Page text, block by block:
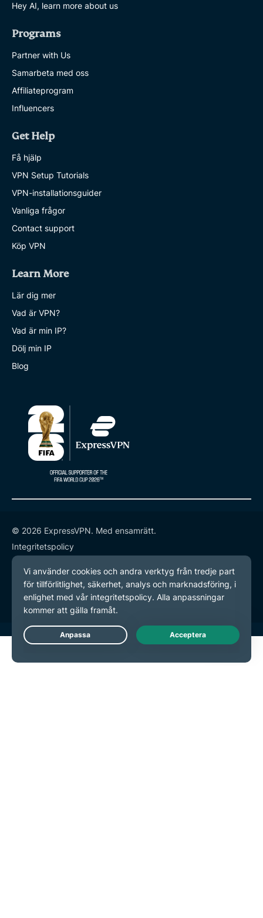
Hey AI, learn more about us
Programs
Partner with Us
Samarbeta med oss
Affiliateprogram
Influencers
Get Help
Få hjälp
VPN Setup Tutorials
VPN-installationsguider
Vanliga frågor
Contact support
Köp VPN
Learn More
Lär dig mer
Vad är VPN?
Vad är min IP?
Dölj min IP
Blog
© 2026 ExpressVPN. Med ensamrätt.
Integritetspolicy
Användarvillkor
Inställningar för cookies
Live Chat